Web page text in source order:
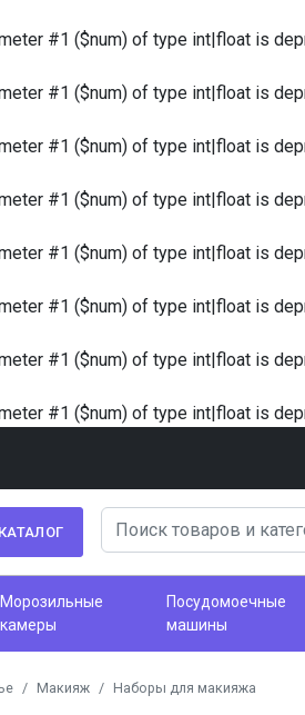
#1 ($num) of type int|float is
#1 ($num) of type int|float is
#1 ($num) of type int|float is
#1 ($num) of type int|float is
#1 ($num) of type int|float is
#1 ($num) of type int|float is
#1 ($num) of type int|float is
#1 ($num) of type int|float is
КАТАЛОГ
Морозильные
камеры
Посудомоечные
машины
Макияж Наборы для макияжа